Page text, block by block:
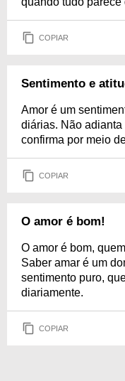
COPIAR
Sentimento e
Amor é um
diárias. Não
confirma por meio
COPIAR
O amor é bom!
O amor é bom,
Saber amar é um
sentimento puro,
diariamente.
COPIAR